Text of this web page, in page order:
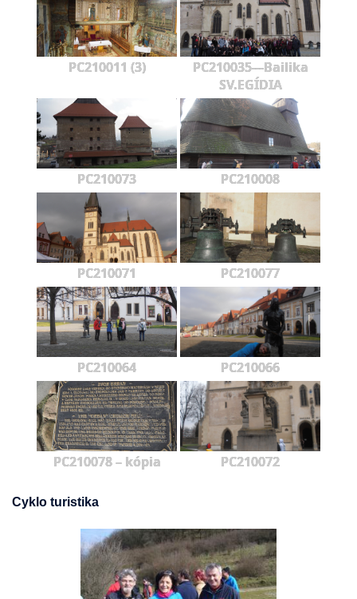
PC210011 (3)
PC210035---Bailika
SV.EGÍDIA
PC210073 PC210008
PC210071 PC210077
PC210064 PC210066
PC210078 – kópia PC210072
Cyklo turistika